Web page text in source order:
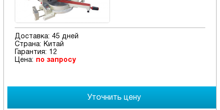
Доставка: 45 дней
Страна:
Китай
Гарантия:
12
Цена:
по запросу